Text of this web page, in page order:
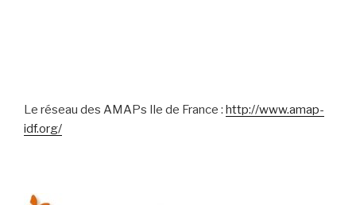
Le réseau des AMAPs Ile de France : http://www.amap-
idf.org/